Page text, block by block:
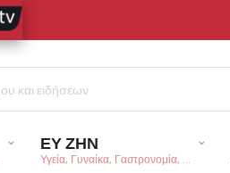
ΕΥ ΖΗΝ
Υγεία, Γυναίκα, Γαστρονομία, ...